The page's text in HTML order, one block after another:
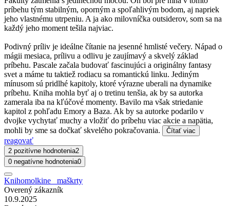
príbehu tým stabilným, oporným a spoľahlivým bodom, aj napriek
jeho vlastnému utrpeniu. A ja ako milovníčka outsiderov, som sa na
každý jeho moment tešila najviac.
Podivný príliv je ideálne čítanie na jesenné hmlisté večery. Nápad o
mágii mesiaca, prílivu a odlivu je zaujímavý a skvelý základ
príbehu. Pascale začala budovať fascinujúci a originálny fantasy
svet a máme tu taktiež rodiacu sa romantickú linku. Jediným
mínusom sú pridlhé kapitoly, ktoré výrazne uberali na dynamike
príbehu. Kniha mohla byť aj o tretinu tenšia, ak by sa autorka
zamerala iba na kľúčové momenty. Bavilo ma však striedanie
kapitol z pohľadu Emory a Baza. Ak by sa autorke podarilo v
dvojke vychytať muchy a vložiť do príbehu viac akcie a napätia,
mohli by sme sa dočkať skvelého pokračovania.
Čítať viac
reagovať
2 pozitívne hodnotenia2
0 negatívne hodnotenia0
Knihomolkine_ maškrty
Overený zákazník
10.9.2025